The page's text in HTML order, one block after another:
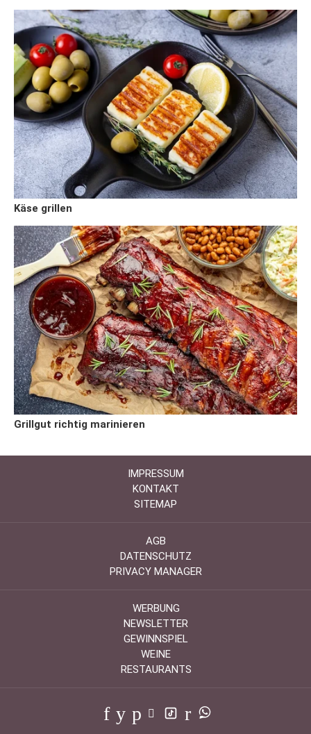
Käse grillen
Grillgut richtig marinieren
IMPRESSUM
KONTAKT
SITEMAP
AGB
DATENSCHUTZ
PRIVACY MANAGER
WERBUNG
NEWSLETTER
GEWINNSPIEL
WEINE
RESTAURANTS